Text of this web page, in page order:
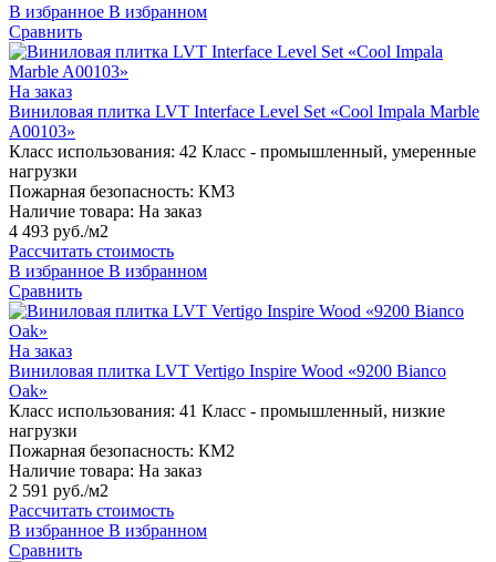
В избранное В избранном
Сравнить
На заказ
Виниловая плитка LVT Interface Level Set «Cool Impala Marble
A00103»
Класс использования: 42 Класс - промышленный, умеренные
нагрузки
Пожарная безопасность: КМ3
Наличие товара: На заказ
4 493 руб./м2
Рассчитать стоимость
В избранное В избранном
Сравнить
На заказ
Виниловая плитка LVT Vertigo Inspire Wood «9200 Bianco
Oak»
Класс использования: 41 Класс - промышленный, низкие
нагрузки
Пожарная безопасность: КМ2
Наличие товара: На заказ
2 591 руб./м2
Рассчитать стоимость
В избранное В избранном
Сравнить